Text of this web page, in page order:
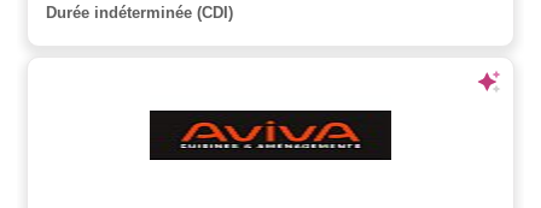
Durée indéterminée (CDI)